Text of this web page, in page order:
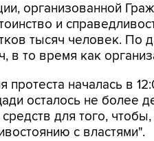
организованной
и
тысяч человек. По
в то время как
протеста началась в
осталось не более
для того,
с властями".